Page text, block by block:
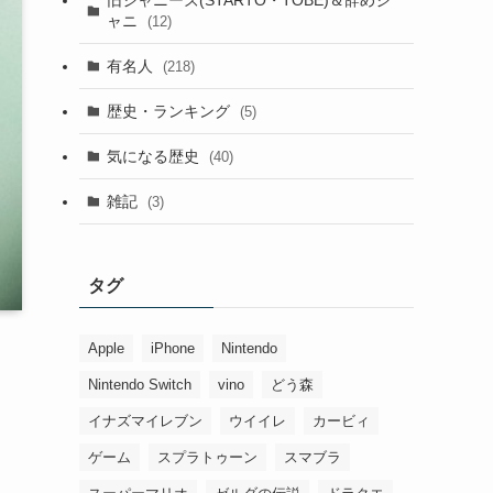
ャニ
(12)
有名人 (218)
歴史・ランキング (5)
気になる歴史 (40)
雑記 (3)
タグ
Apple iPhone Nintendo
Nintendo Switch vino どう森
イナズマイレブン ウイイレ カービィ
ゲーム スプラトゥーン スマブラ